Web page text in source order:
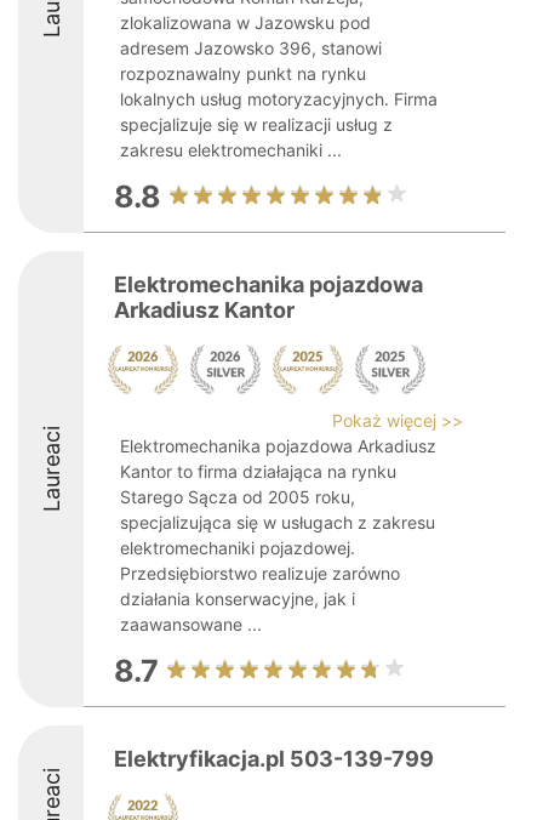
zlokalizowana w Jazowsku pod
adresem Jazowsko 396, stanowi
rozpoznawalny punkt na rynku
lokalnych usług motoryzacyjnych. Firma
specjalizuje się w realizacji usług z
zakresu elektromechaniki ...
8.8
Laureaci
Elektromechanika pojazdowa
Arkadiusz Kantor
Pokaż więcej >>
Elektromechanika pojazdowa Arkadiusz
Kantor to firma działająca na rynku
Starego Sącza od 2005 roku,
specjalizująca się w usługach z zakresu
elektromechaniki pojazdowej.
Przedsiębiorstwo realizuje zarówno
działania konserwacyjne, jak i
zaawansowane ...
8.7
Elektryfikacja.pl 503-139-799